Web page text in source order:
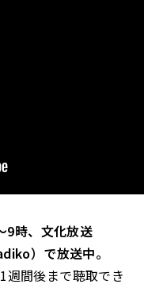
9時、文化放送
）で放送中。
間後まで聴取でき